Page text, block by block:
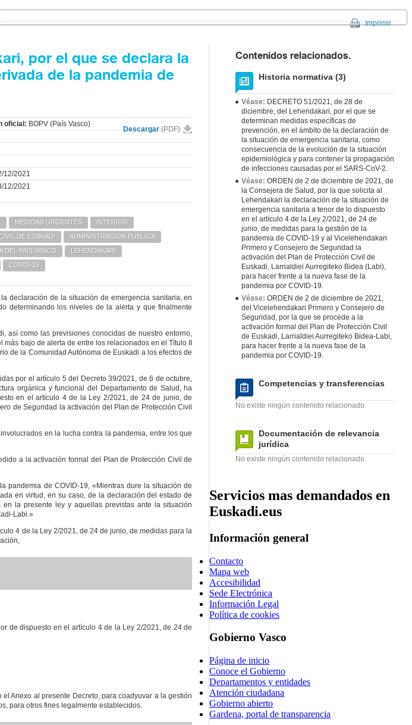
Imprimir
por el que se declara la
de la pandemia de
Descargar(PDF)
oficial: BOPV (País Vasco)
12/2021
12/2021
MEDIDAS URGENTES
INTERIOR
DE EUSKADI
ADMINISTRACION PUBLICA
DEL PAIS VASCO
LEHENDAKARI
COVID-19
declaración de la situación de emergencia sanitaria, en
determinando los niveles de la alerta y que finalmente
así como las previsiones conocidas de nuestro entorno,
bajo de alerta de entre los relacionados en el Título II
de la Comunidad Autónoma de Euskadi a los efectos de
por el artículo 5 del Decreto 39/2021, de 6 de octubre,
orgánica y funcional del Departamento de Salud, ha
en el artículo 4 de la Ley 2/2021, de 24 de junio, de
de Seguridad la activación del Plan de Protección Civil
en la lucha contra la pandemia, entre los que
a la activación formal del Plan de Protección Civil de
pandemia de COVID-19, «Mientras dure la situación de
en virtud, en su caso, de la declaración del estado de
la presente ley y aquellas previstas ante la situación
Labi.»
4 de la Ley 2/2021, de 24 de junio, de medidas para la
de dispuesto en el artículo 4 de la Ley 2/2021, de 24 de
Anexo al presente Decreto, para coadyuvar a la gestión
para otros fines legalmente establecidos.
Contenidos relacionados.
Historia normativa (3)
Véase: DECRETO 51/2021, de 28 de
diciembre, del Lehendakari, por el que se
determinan medidas específicas de
prevención, en el ámbito de la declaración de
la situación de emergencia sanitaria, como
consecuencia de la evolución de la situación
epidemiológica y para contener la propagación
de infecciones causadas por el SARS-CoV-2.
Véase:ORDEN de 2 de diciembre de 2021, de
la Consejera de Salud, por la que solicita al
Lehendakari la declaración de la situación de
emergencia sanitaria a tenor de lo dispuesto
en el artículo 4 de la Ley 2/2021, de 24 de
junio, de medidas para la gestión de la
pandemia de COVID-19 y al Vicelehendakari
Primero y Consejero de Seguridad la
activación del Plan de Protección Civil de
Euskadi, Larrialdiei Aurregiteko Bidea (Labi),
para hacer frente a la nueva fase de la
pandemia por COVID-19.
Véase:ORDEN de 2 de diciembre de 2021,
del Vicelehendakari Primero y Consejero de
Seguridad, por la que se procede a la
activación formal del Plan de Protección Civil
de Euskadi, Larrialdiei Aurregiteko Bidea-Labi,
para hacer frente a la nueva fase de la
pandemia por COVID-19.
Competencias y transferencias
No existe ningún contenido relacionado.
Documentación de relevancia
jurídica
No existe ningún contenido relacionado.
Servicios mas demandados en
Euskadi.eus
Información general
Contacto
Mapa web
Accesibilidad
Sede Electrónica
Información Legal
Política de cookies
Gobierno Vasco
Página de inicio
Conoce el Gobierno
Departamentos y entidades
Atención ciudadana
Gobierno abierto
Gardena, portal de transparencia